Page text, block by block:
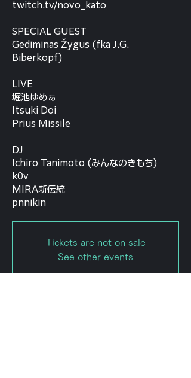
twitch.tv/novo_kato
SPECIAL GUEST
Gediminas Žygus (fka J.G.
Biberkopf)
LIVE
堀池ゆめぁ
Itsuki Doi
Prius Missile
DJ
Ichiro Tanimoto (みんなのきもち)
k0v
MIRA新伝統
pnnikin
Tickets are not on sale
See other events